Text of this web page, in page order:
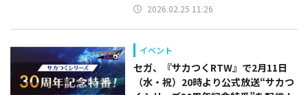
2026.02.25 11:26
イベント
セガ、『サカつくRTW』で2月11日
（水・祝）20時より公式放送“サカつ